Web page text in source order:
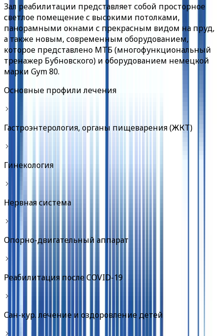
Зал реабилитации представляет собой просторное
светлое помещение с высокими потолками,
панорамными окнами с прекрасным видом на пруд,
а также новым, современным оборудованием,
которое представлено МТБ (многофункциональный
тренажер Бубновского) и оборудованием немецкой
марки Gym 80.
Основные профили лечения
Гастроэнтерология, органы пищеварения (ЖКТ)
Гинекология
Нервная система
Опорно-двигательный аппарат
Реабилитация после COVID-19
Сан-кур. лечение и оздоровление детей